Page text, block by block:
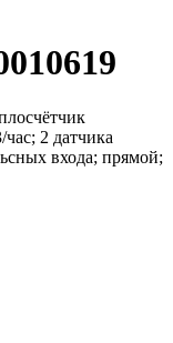
2 датчика
входа; прямой;